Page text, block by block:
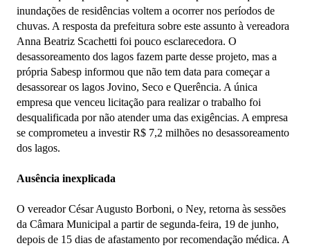
inundações de residências voltem a ocorrer nos períodos de
chuvas. A resposta da prefeitura sobre este assunto à vereadora
Anna Beatriz Scachetti foi pouco esclarecedora. O
desassoreamento dos lagos fazem parte desse projeto, mas a
própria Sabesp informou que não tem data para começar a
desassorear os lagos Jovino, Seco e Querência. A única
empresa que venceu licitação para realizar o trabalho foi
desqualificada por não atender uma das exigências. A empresa
se comprometeu a investir R$ 7,2 milhões no desassoreamento
dos lagos.
Ausência inexplicada
O vereador César Augusto Borboni, o Ney, retorna às sessões
da Câmara Municipal a partir de segunda-feira, 19 de junho,
depois de 15 dias de afastamento por recomendação médica. A